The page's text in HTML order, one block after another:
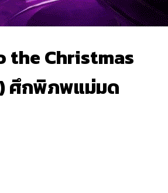
the Christmas
ศึกพิภพแม่มด